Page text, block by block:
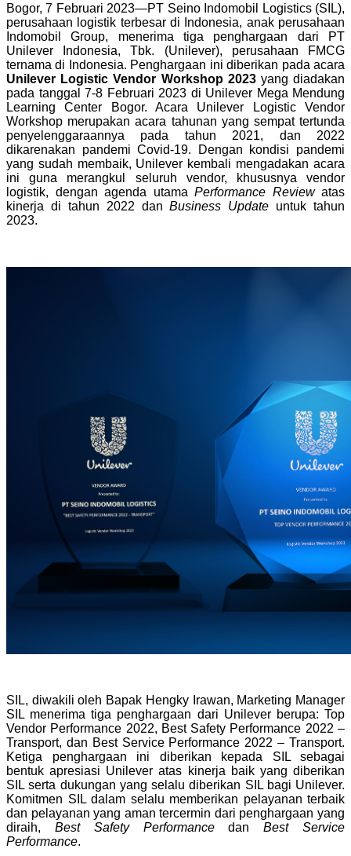
Bogor, 7 Februari 2023—PT Seino Indomobil Logistics (SIL),
perusahaan logistik terbesar di Indonesia, anak perusahaan
Indomobil Group, menerima tiga penghargaan dari PT
Unilever Indonesia, Tbk. (Unilever), perusahaan FMCG
ternama di Indonesia. Penghargaan ini diberikan pada acara
Unilever Logistic Vendor Workshop 2023yang diadakan
pada tanggal 7-8 Februari 2023 di Unilever Mega Mendung
Learning Center Bogor. Acara Unilever Logistic Vendor
Workshop merupakan acara tahunan yang sempat tertunda
penyelenggaraannya pada tahun 2021, dan 2022
dikarenakan pandemi Covid-19. Dengan kondisi pandemi
yang sudah membaik, Unilever kembali mengadakan acara
ini guna merangkul seluruh vendor, khususnya vendor
logistik, dengan agenda utamaPerformance Reviewatas
kinerja di tahun 2022 danBusiness Update untuk tahun
2023.
SIL, diwakili oleh Bapak Hengky Irawan, Marketing Manager
SIL menerima tiga penghargaan dari Unilever berupa: Top
Vendor Performance 2022, Best Safety Performance 2022 –
Transport, dan Best Service Performance 2022 – Transport.
Ketiga penghargaan ini diberikan kepada SIL sebagai
bentuk apresiasi Unilever atas kinerja baik yang diberikan
SIL serta dukungan yang selalu diberikan SIL bagi Unilever.
Komitmen SIL dalam selalu memberikan pelayanan terbaik
dan pelayanan yang aman tercermin dari penghargaan yang
diraih, Best Safety PerformancedanBest Service
Performance.